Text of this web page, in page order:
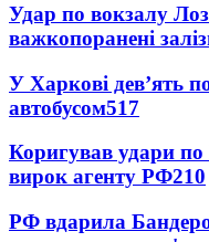
Удар по вокзалу
важкопоранені
У Харкові дев’ять
автобусом517
Коригував удари
вирок агенту РФ210
РФ вдарила